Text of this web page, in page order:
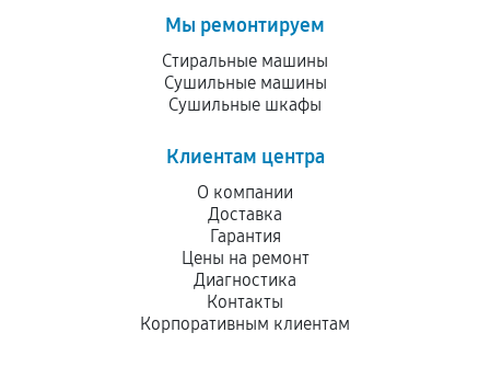
Мы ремонтируем
Стиральные машины
Сушильные машины
Сушильные шкафы
Клиентам центра
О компании
Доставка
Гарантия
Цены на ремонт
Диагностика
Контакты
Корпоративным клиентам